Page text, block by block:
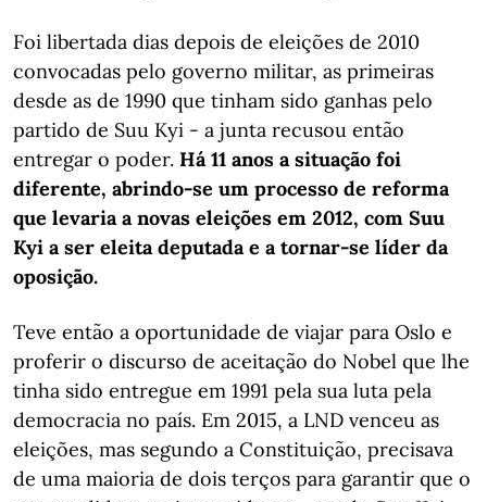
Foi libertada dias depois de eleições de 2010
convocadas pelo governo militar, as primeiras
desde as de 1990 que tinham sido ganhas pelo
partido de Suu Kyi - a junta recusou então
entregar o poder. Há 11 anos a situação foi
diferente, abrindo-se um processo de reforma
que levaria a novas eleições em 2012, com Suu
Kyi a ser eleita deputada e a tornar-se líder da
oposição.
Teve então a oportunidade de viajar para Oslo e
proferir o discurso de aceitação do Nobel que lhe
tinha sido entregue em 1991 pela sua luta pela
democracia no país. Em 2015, a LND venceu as
eleições, mas segundo a Constituição, precisava
de uma maioria de dois terços para garantir que o